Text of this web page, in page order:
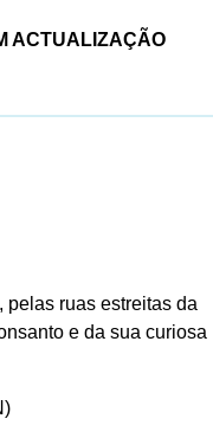
ACTUALIZAÇÃO
ruas estreitas da
e da sua curiosa